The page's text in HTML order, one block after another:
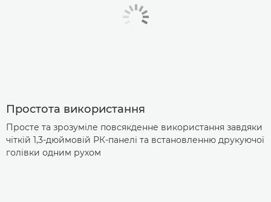
Простота використання
Просте та зрозуміле повсякденне використання завдяки
чіткій 1,3-дюймовій РК-панелі та встановленню друкуючої
голівки одним рухом